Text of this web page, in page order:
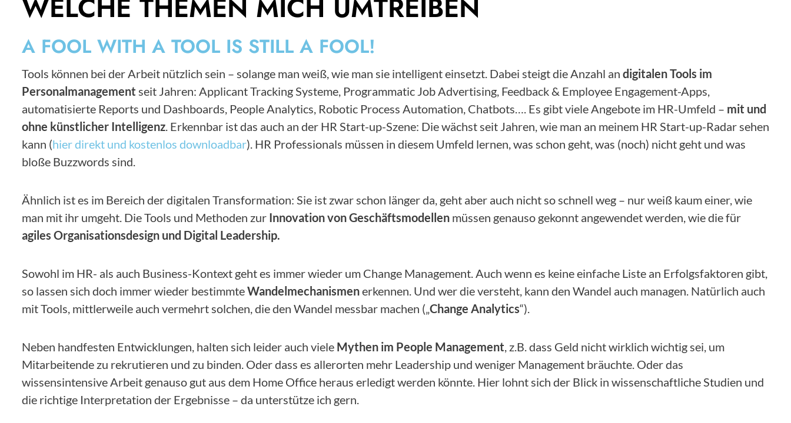
WELCHE THEMEN MICH UMTREIBEN
A FOOL WITH A TOOL IS STILL A FOOL!
Tools können bei der Arbeit nützlich sein – solange man weiß, wie man sie intelligent einsetzt. Dabei steigt die Anzahl an digitalen Tools im
Personalmanagement seit Jahren: Applicant Tracking Systeme, Programmatic Job Advertising, Feedback & Employee Engagement-Apps,
automatisierte Reports und Dashboards, People Analytics, Robotic Process Automation, Chatbots…. Es gibt viele Angebote im HR-Umfeld – mit und
ohne künstlicher Intelligenz . Erkennbar ist das auch an der HR Start-up-Szene: Die wächst seit Jahren, wie man an meinem HR Start-up-Radar sehen
kann (hier direkt und kostenlos downloadbar). HR Professionals müssen in diesem Umfeld lernen, was schon geht, was (noch) nicht geht und was
bloße Buzzwords sind.
Ähnlich ist es im Bereich der digitalen Transformation: Sie ist zwar schon länger da, geht aber auch nicht so schnell weg – nur weiß kaum einer, wie
man mit ihr umgeht. Die Tools und Methoden zur Innovation von Geschäftsmodellen müssen genauso gekonnt angewendet werden, wie die für
agiles Organisationsdesign und Digital Leadership.
Sowohl im HR- als auch Business-Kontext geht es immer wieder um Change Management. Auch wenn es keine einfache Liste an Erfolgsfaktoren gibt,
so lassen sich doch immer wieder bestimmteWandelmechanismenerkennen. Und wer die versteht, kann den Wandel auch managen. Natürlich auch
mit Tools, mittlerweile auch vermehrt solchen, die den Wandel messbar machen („Change Analytics“).
Neben handfesten Entwicklungen, halten sich leider auch viele Mythen im People Management , z.B. dass Geld nicht wirklich wichtig sei, um
Mitarbeitende zu rekrutieren und zu binden. Oder dass es allerorten mehr Leadership und weniger Management bräuchte. Oder das
wissensintensive Arbeit genauso gut aus dem Home Office heraus erledigt werden könnte. Hier lohnt sich der Blick in wissenschaftliche Studien und
die richtige Interpretation der Ergebnisse – da unterstütze ich gern.